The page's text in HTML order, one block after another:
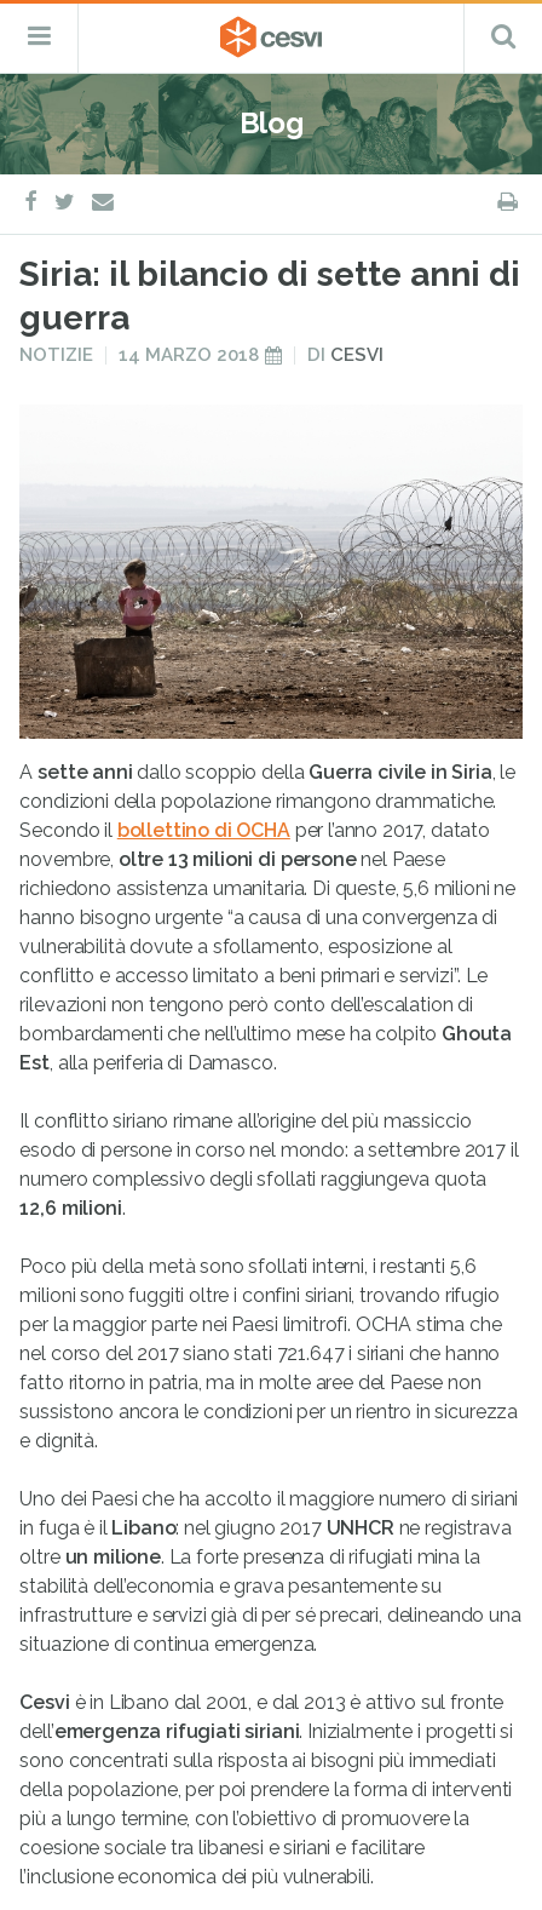
Salta
al
contenuto
CESVI
Fondazione
–
ETS
Cooperazione,
Emergenza
e
Sviluppo
Menu
Blog
facebook
twitter
e-
mail
Siria: il bilancio di sette anni di
guerra
PUBBLICATO
NOTIZIE
PUBBLICATO
14 MARZO 2018 DI CESVI
Asette anni dallo scoppio della Guerra civile in Siria, le
condizioni della popolazione rimangono drammatiche.
Secondo il bollettino di OCHAper l’anno 2017, datato
novembre, oltre 13 milioni di personenel Paese
richiedono assistenza umanitaria. Di queste, 5,6 milioni ne
hanno bisogno urgente “a causa di una convergenza di
vulnerabilità dovute a sfollamento, esposizione al
conflitto e accesso limitato a beni primari e servizi”. Le
rilevazioni non tengono però conto dell’escalation di
bombardamenti che nell’ultimo mese ha colpito Ghouta
Est, alla periferia di Damasco.
Il conflitto siriano rimane all’origine del più massiccio
esodo di persone in corso nel mondo: a settembre 2017 il
numero complessivo degli sfollati raggiungeva quota
12,6 milioni.
Poco più della metà sono sfollati interni, i restanti 5,6
milioni sono fuggiti oltre i confini siriani, trovando rifugio
per la maggior parte nei Paesi limitrofi. OCHA stima che
nel corso del 2017 siano stati 721.647 i siriani che hanno
fatto ritorno in patria, ma in molte aree del Paese non
sussistono ancora le condizioni per un rientro in sicurezza
e dignità.
Uno dei Paesi che ha accolto il maggiore numero di siriani
in fuga è il Libano: nel giugno 2017 UNHCR ne registrava
oltre un milione. La forte presenza di rifugiati mina la
stabilità dell’economia e grava pesantemente su
infrastrutture e servizi già di per sé precari, delineando una
situazione di continua emergenza.
Cesvi è in Libano dal 2001, e dal 2013 è attivo sul fronte
dell’emergenza rifugiati siriani. Inizialmente i progetti si
sono concentrati sulla risposta ai bisogni più immediati
della popolazione, per poi prendere la forma di interventi
più a lungo termine, con l’obiettivo di promuovere la
coesione sociale tra libanesi e siriani e facilitare
l’inclusione economica dei più vulnerabili.